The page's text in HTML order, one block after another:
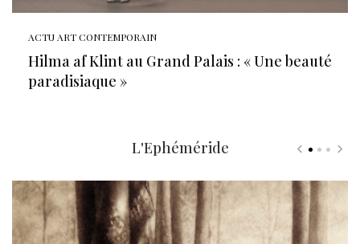
ACTU ART CONTEMPORAIN
Hilma af Klint au Grand Palais : « Une beauté
paradisiaque »
L'Ephéméride